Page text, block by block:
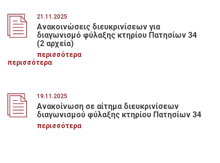
21.11.2025
Ανακοινώσεις διευκρινίσεων για
διαγωνισμό φύλαξης κτηρίου Πατησίων 34
(2 αρχεία)
περισσότερα
περισσότερα
19.11.2025
Ανακοίνωση σε αίτημα διευκρινίσεων
διαγωνισμού φύλαξης κτηρίου Πατησίων 34
περισσότερα